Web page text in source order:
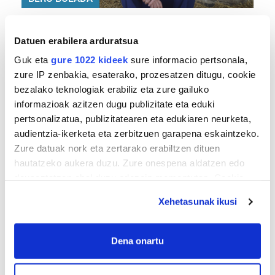
Datuen erabilera arduratsua
Guk eta gure 1022 kideek sure informacio pertsonala,
zure IP zenbakia, esaterako, prozesatzen ditugu, cookie
bezalako teknologiak erabiliz eta zure gailuko
informazioak azitzen dugu publizitate eta eduki
pertsonalizatua, publizitatearen eta edukiaren neurketa,
audientzia-ikerketa eta zerbitzuen garapena eskaintzeko.
Zure datuak nork eta zertarako erabiltzen dituen
hautatzeko aukera duzu. Zure onespena aldatzen edo
If you allow, we would also like to:
Collect information about your geographical
Xehetasunak ikusi
Dena onartu
«Entrenatzen duzun bideetan lehiatzeak